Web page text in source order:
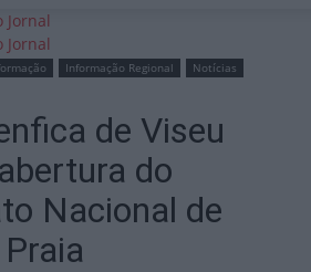
Informação Regional
Notícias
de Viseu
do
Nacional de